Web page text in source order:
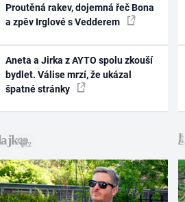
Proutěná rakev, dojemná řeč Bona
a zpěv Irglové s Vedderem
Aneta a Jirka z AYTO spolu zkouší
bydlet. Válise mrzí, že ukázal
špatné stránky